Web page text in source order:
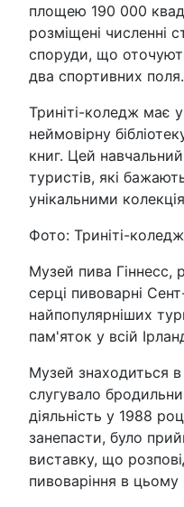
площею 190 000
розміщені численні
споруди, що
два спортивних поля.
Триніті-коледж має
неймовірну
книг. Цей
туристів, які
унікальними
Фото: Триніті-
Музей пива
серці пивоварні
найпопулярніших
пам'яток у всій
Музей знаходиться
слугувало
діяльність у 1988
занепасти, було
виставку, що
пивоваріння в цьому